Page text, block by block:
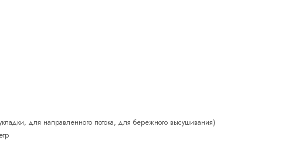
для направленного потока, для бережного высушивания)